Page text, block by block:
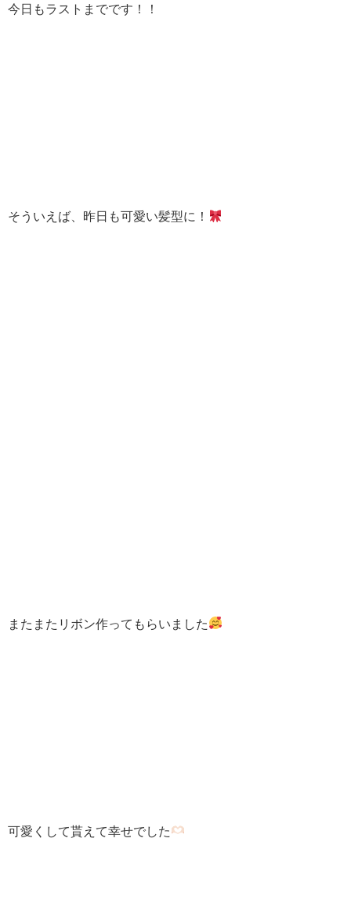
今日もラストまでです！！
そういえば、昨日も可愛い髪型に！
またまたリボン作ってもらいました
可愛くして貰えて幸せでした